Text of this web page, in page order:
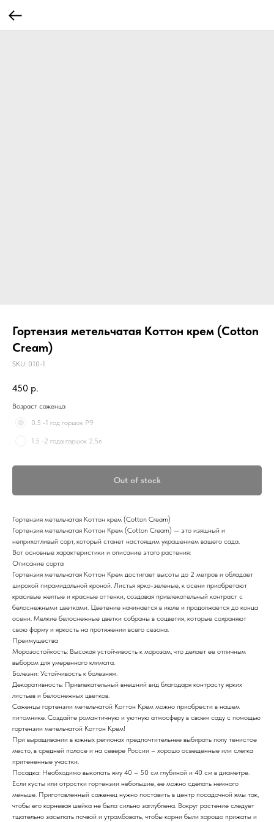
Гортензия метельчатая Коттон крем (Cotton
Cream)
SKU: 010-1
450 р.
Возраст саженца
0.5 -1 год горшок Р9
1.5 -2 года горшок 2,5л
Out of stock
Гортензия метельчатая Коттон крем (Cotton Cream)
Гортензия метельчатая Коттон Крем (Cotton Cream) — это изящный и
неприхотливый сорт, который станет настоящим украшением вашего сада.
Вот основные характеристики и описание этого растения:
Описание сорта
Гортензия метельчатая Коттон Крем достигает высоты до 2 метров и обладает
широкой пирамидальной кроной. Листья ярко-зеленые, к осени приобретают
красивые желтые и красные оттенки, создавая привлекательный контраст с
белоснежными цветками. Цветение начинается в июле и продолжается до конца
осени. Мелкие белоснежные цветки собраны в соцветия, которые сохраняют
свою форму и яркость на протяжении всего сезона.
Преимущества
Морозостойкость: Высокая устойчивость к морозам, что делает ее отличным
выбором для умеренного климата.
Болезни: Устойчивость к болезням.
Декоративность: Привлекательный внешний вид благодаря контрасту ярких
листьев и белоснежных цветков.
Саженцы гортензии метельчатой Коттон Крем можно приобрести в нашем
питомнике. Создайте романтичную и уютную атмосферу в своем саду с помощью
гортензии метельчатой Коттон Крем!
При выращивании в южных регионах предпочтительнее выбирать полу тенистое
место, в средней полосе и на севере России – хорошо освещенные или слегка
притененные участки.
Посадка: Необходимо выкопать яму 40 – 50 см глубиной и 40 см в диаметре.
Если кусты или отростки гортензии небольшие, ее можно сделать немного
меньше. Приготовленный саженец нужно поставить в центр посадочной ямы так,
чтобы его корневая шейка не была сильно заглублена. Вокруг растение следует
тщательно засыпать почвой и утрамбовать, чтобы корни были хорошо прижаты и